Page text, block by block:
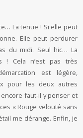
La tenue ! Si elle peut
Elle peut perdurer
du midi. Seul hic… La
! Cela n’est pas très
est légère,
pour les deux autres
faut-il y penser et
« Rouge velouté sans
me dérange. Enfin, je